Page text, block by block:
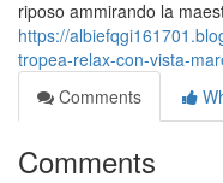
riposo ammirando la
https://
tropea-relax-con-vista-
Comments
Comments